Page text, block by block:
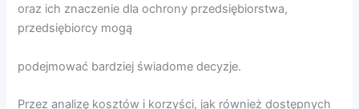
oraz ich znaczenie dla ochrony przedsiębiorstwa,
przedsiębiorcy mogą
podejmować bardziej świadome decyzje.
Przez analizę kosztów i korzyści, jak również dostępnych